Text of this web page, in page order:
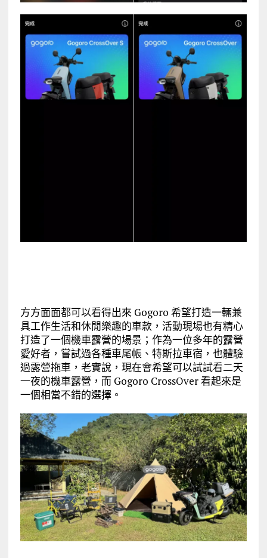
方方面面都可以看得出來 Gogoro 希望打造一輛兼
具工作生活和休閒樂趣的車款，活動現場也有精心
打造了一個機車露營的場景；作為一位多年的露營
愛好者，嘗試過各種車尾帳、特斯拉車宿，也體驗
過露營拖車，老實說，現在會希望可以試試看二天
一夜的機車露營，而 Gogoro CrossOver 看起來是
一個相當不錯的選擇。